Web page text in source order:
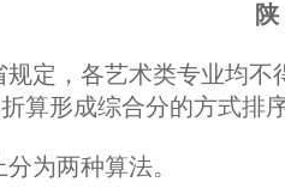
规定，各艺术类专业均
算形成综合分的方式排
为两种算法。